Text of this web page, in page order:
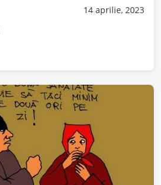
14 aprilie, 2023